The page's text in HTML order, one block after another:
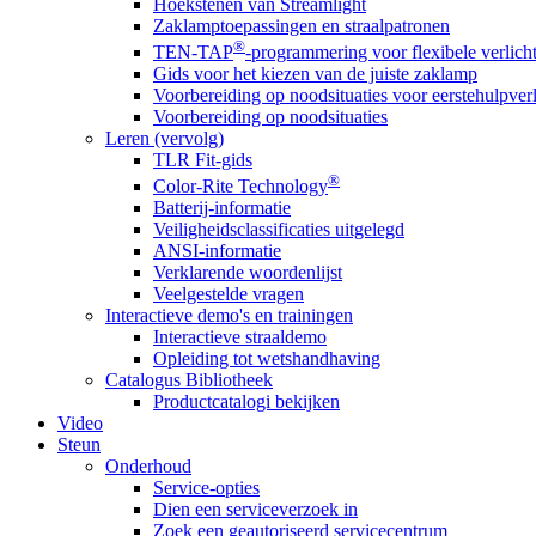
Zaklamptoepassingen en straalpatronen
TEN-TAP®-programmering voor flexibele
Gids voor het kiezen van de juiste zaklamp
Voorbereiding op noodsituaties voor
Voorbereiding op noodsituaties
Leren (vervolg)
TLR Fit-gids
Color-Rite Technology®
Batterij-informatie
Veiligheidsclassificaties uitgelegd
ANSI-informatie
Verklarende woordenlijst
Veelgestelde vragen
Interactieve demo's en trainingen
Interactieve straaldemo
Opleiding tot wetshandhaving
Catalogus Bibliotheek
Productcatalogi bekijken
Video
Steun
Onderhoud
Service-opties
Dien een serviceverzoek in
Zoek een geautoriseerd servicecentrum